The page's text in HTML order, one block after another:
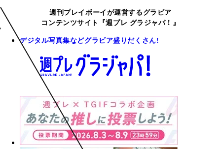
週刊プレイボーイが運営するグラビア
コンテンツサイト『週プレ グラジャパ！』
デジタル写真集などグラビア盛りだくさん!